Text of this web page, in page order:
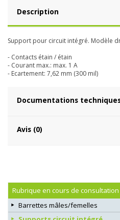
Description
Support pour circuit intégré. Modèle
- Contacts étain / étain
- Courant max.: max. 1 A
- Ecartement: 7,62 mm (300 mil)
Documentations
Avis (0)
Rubrique en cours de consultation
Barrettes mâles/femelles